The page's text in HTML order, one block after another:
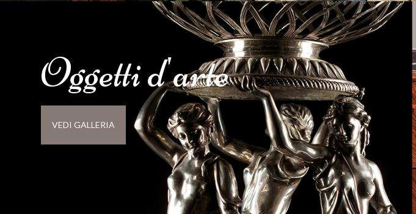
Oggetti d'arte
VEDI GALLERIA